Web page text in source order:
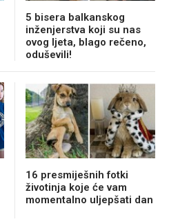
5 bisera balkanskog
inženjerstva koji su nas
ovog ljeta, blago rečeno,
oduševili!
16 presmiješnih fotki
životinja koje će vam
momentalno uljepšati dan